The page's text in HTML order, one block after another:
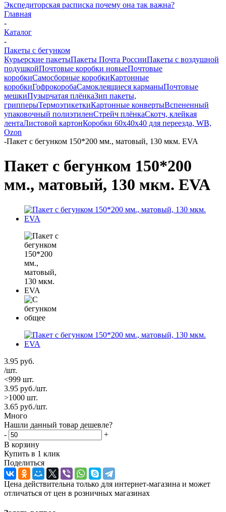
Экспедиторская расписка почему она так важна?
Главная
-
Каталог
-
Пакеты с бегунком
Курьерские пакетыПакеты Почта РоссииПакеты с воздушной
подушкойПочтовые коробки новыеПочтовые
коробкиСамосборные коробкиКартонные
коробкиГофрокоробаСамоклеящиеся карманыПочтовые
мешкиПузырчатая плёнкаЗип пакеты,
грипперыТермоэтикеткиКартонные конвертыВспененный
упаковочный полиэтиленСтрейч плёнкаСкотч, клейкая
лентаЛистовой картонКоробки 60х40х40 для переезда, WB,
Ozon
-Пакет с бегунком 150*200 мм., матовый, 130 мкм. EVA
Пакет с бегунком 150*200
мм., матовый, 130 мкм. EVA
3.95 руб.
/шт.
<999 шт.
3.95 руб./шт.
>1000 шт.
3.65 руб./шт.
Много
Нашли данный товар дешевле?
-
+
В корзину
Купить в 1 клик
Поделиться
Цена действительна только для интернет-магазина и может
отличаться от цен в розничных магазинах